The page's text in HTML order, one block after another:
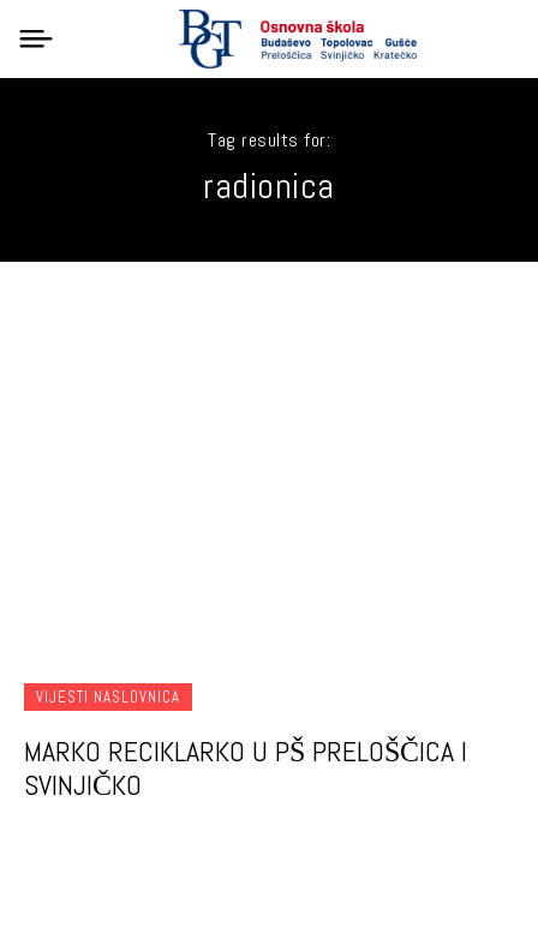
Tag results for:
radionica
VIJESTI NASLOVNICA
MARKO RECIKLARKO U PŠ PRELOŠČICA I
SVINJIČKO